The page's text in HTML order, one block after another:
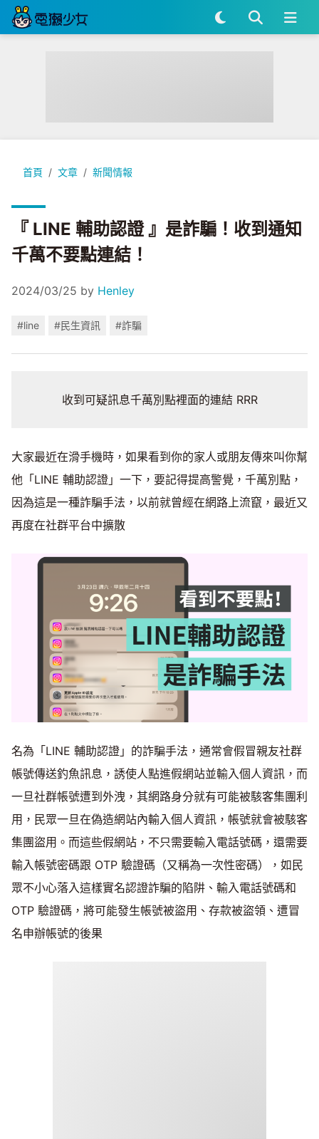
首頁 文章 新聞情報
『 LINE 輔助認證 』是詐騙！收到通知千萬不要點連結！
『 LINE 輔助認證 』是詐騙！收到通知
千萬不要點連結！
2024/03/25 by Henley
#line #民生資訊 #詐騙
收到可疑訊息千萬別點裡面的連結 RRR
大家最近在滑手機時，如果看到你的家人或朋友傳來叫你幫
他「LINE 輔助認證」一下，要記得提高警覺，千萬別點，
因為這是一種詐騙手法，以前就曾經在網路上流竄，最近又
再度在社群平台中擴散
名為「LINE 輔助認證」的詐騙手法，通常會假冒親友社群
帳號傳送釣魚訊息，誘使人點進假網站並輸入個人資訊，而
一旦社群帳號遭到外洩，其網路身分就有可能被駭客集團利
用，民眾一旦在偽造網站內輸入個人資訊，帳號就會被駭客
集團盜用。而這些假網站，不只需要輸入電話號碼，還需要
輸入帳號密碼跟 OTP 驗證碼（又稱為一次性密碼），如民
眾不小心落入這樣實名認證詐騙的陷阱、輸入電話號碼和
OTP 驗證碼，將可能發生帳號被盜用、存款被盜領、遭冒
名申辦帳號的後果